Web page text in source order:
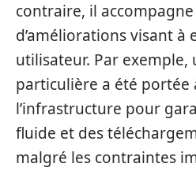
contraire, il
d’améliorations visant à
utilisateur. Par
particulière a été portée
l’infrastructure pour
fluide et des
malgré les contraintes